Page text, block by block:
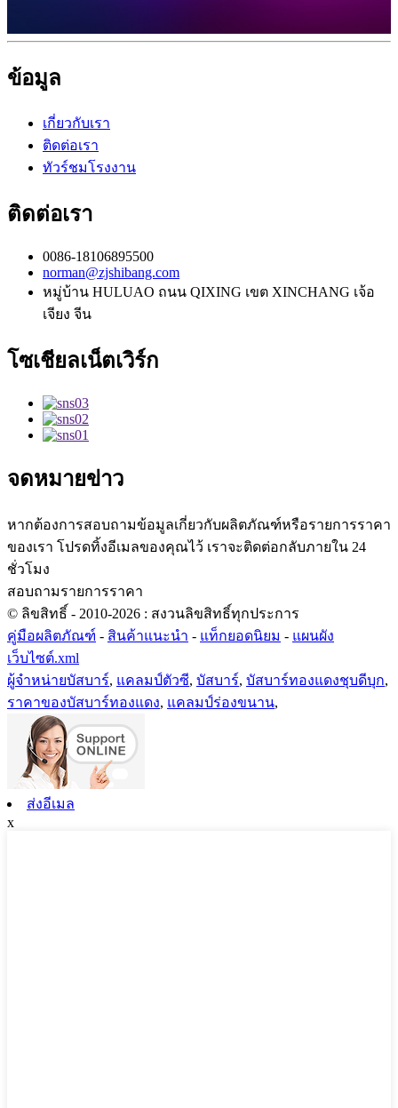
ข้อมูล
เกี่ยวกับเรา
ติดต่อเรา
ทัวร์ชมโรงงาน
ติดต่อเรา
0086-18106895500
norman@zjshibang.com
หมู่บ้าน HULUAO ถนน QIXING เขต XINCHANG เจ้อ
เจียง จีน
โซเชียลเน็ตเวิร์ก
จดหมายข่าว
หากต้องการสอบถามข้อมูลเกี่ยวกับผลิตภัณฑ์หรือรายการราคา
ของเรา โปรดทิ้งอีเมลของคุณไว้ เราจะติดต่อกลับภายใน 24
ชั่วโมง
สอบถามรายการราคา
© ลิขสิทธิ์ - 2010-2026 : สงวนลิขสิทธิ์ทุกประการ
คู่มือผลิตภัณฑ์ - สินค้าแนะนำ - แท็กยอดนิยม - แผนผัง
เว็บไซต์.xml
ผู้จำหน่ายบัสบาร์, แคลมป์ตัวซี, บัสบาร์, บัสบาร์ทองแดงชุบดีบุก,
ราคาของบัสบาร์ทองแดง, แคลมป์ร่องขนาน,
ส่งอีเมล
x